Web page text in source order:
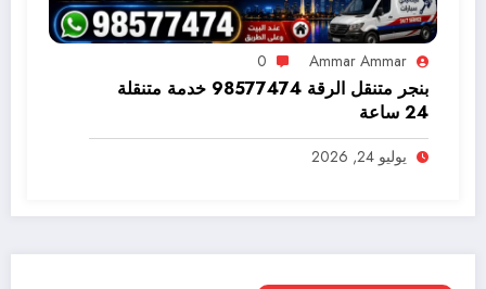
Ammar Ammar
0
بنجر متنقل الرقة 98577474 خدمة متنقلة
24 ساعة
يوليو 24, 2026